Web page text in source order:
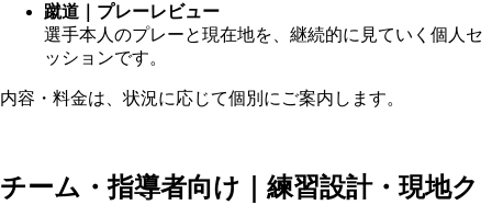
蹴道｜プレーレビュー
選手本人のプレーと現在地を、継続的に見ていく個人セ
ッションです。
内容・料金は、状況に応じて個別にご案内します。
チーム・指導者向け｜練習設計・現地ク